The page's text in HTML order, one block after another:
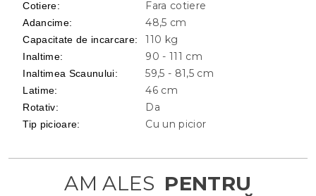
Cotiere: Fara cotiere
Adancime: 48,5 cm
Capacitate de incarcare: 110 kg
Inaltime: 90 - 111 cm
Inaltimea Scaunului: 59,5 - 81,5 cm
Latime: 46 cm
Rotativ: Da
Tip picioare: Cu un picior